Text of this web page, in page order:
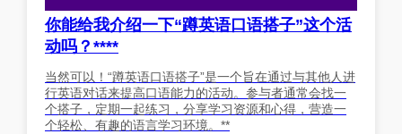
你能给我介绍一下“蹲英语口语搭子”这个活
动吗？****
当然可以！“蹲英语口语搭子”是一个旨在通过与其他人进
行英语对话来提高口语能力的活动。参与者通常会找一
个搭子，定期一起练习，分享学习资源和心得，营造一
个轻松、有趣的语言学习环境。**